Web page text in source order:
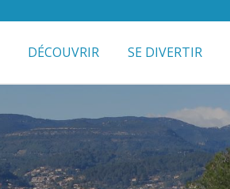
DÉCOUVRIR SE DIVERTIR